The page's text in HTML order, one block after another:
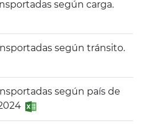
según carga.
según tránsito.
según país de